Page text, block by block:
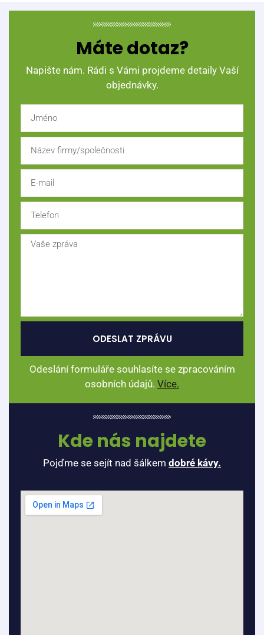
Máte dotaz?
Napište nám. Rádi s Vámi projdeme detaily Vaší
objednávky.
ODESLAT ZPRÁVU
Odeslání formuláře souhlasíte se zpracováním
osobních údajů. Více.
Kde nás najdete
Pojďme se sejít nad šálkem dobré kávy.